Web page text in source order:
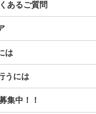
あるご質問
は
うには
集中！！